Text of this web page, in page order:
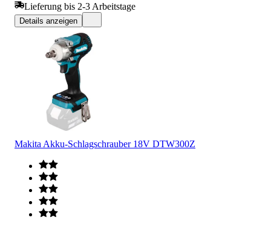
Lieferung bis 2-3 Arbeitstage
Details anzeigen
Makita Akku-Schlagschrauber 18V DTW300Z